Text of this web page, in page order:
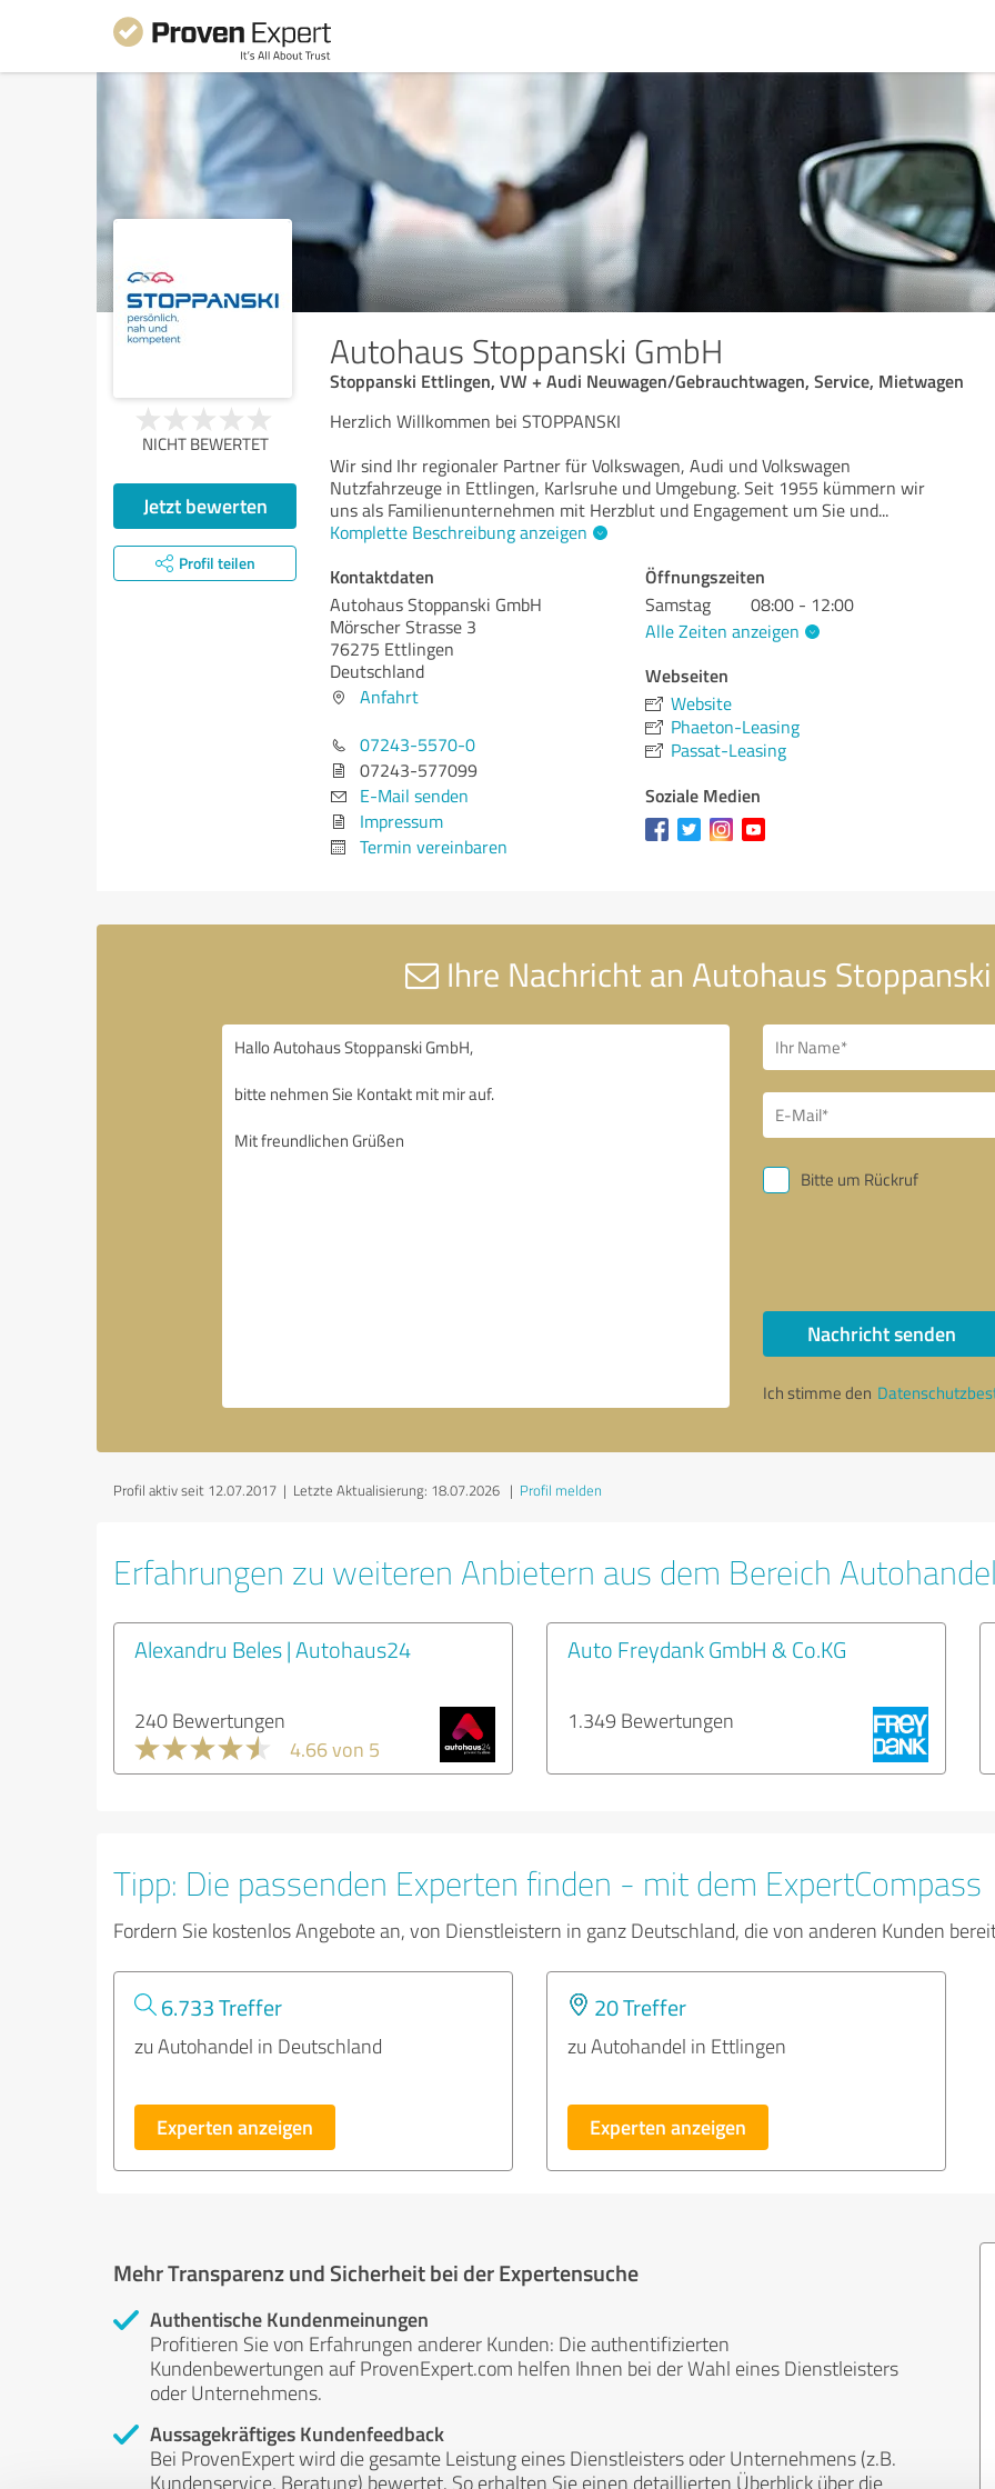
Autohaus Stoppanski GmbH
Stoppanski Ettlingen, VW + Audi Neuwagen/Gebrauchtwagen, Service, Mietwagen
NICHT BEWERTET
Jetzt bewerten
Profil teilen
Herzlich Willkommen bei STOPPANSKI
Wir sind Ihr regionaler Partner für Volkswagen, Audi und Volkswagen
Nutzfahrzeuge in Ettlingen, Karlsruhe und Umgebung. Seit 1955 kümmern wir
uns als Familienunternehmen mit Herzblut und Engagement um Sie und...
Komplette Beschreibung anzeigen
Kontaktdaten
Autohaus Stoppanski GmbH
Mörscher Strasse 3
76275 Ettlingen
Deutschland
Anfahrt
07243-5570-0
07243-577099
E-Mail senden
Impressum
Termin vereinbaren
Öffnungszeiten
Samstag
08:00 - 12:00
Alle Zeiten anzeigen
Webseiten
Website
Phaeton-Leasing
Passat-Leasing
Soziale Medien
Ihre Nachricht an Autohaus
Bitte um Rückruf
Nachricht senden
Ich stimme den
Profil aktiv seit 12.07.2017 | Letzte Aktualisierung: 18.07.2026 | Profil melden
Erfahrungen zu weiteren Anbietern aus dem Bereich Autohandel
Alexandru Beles | Autohaus24
240 Bewertungen
4.66 von 5
Auto Freydank GmbH & Co.KG
1.349 Bewertungen
Tipp: Die passenden Experten finden - mit dem ExpertCompass
Fordern Sie kostenlos Angebote an, von Dienstleistern in ganz Deutschland, die von anderen Kunden
6.733 Treffer
zu Autohandel in Deutschland
Experten anzeigen
20 Treffer
zu Autohandel in Ettlingen
Experten anzeigen
Mehr Transparenz und Sicherheit bei der Expertensuche
Authentische Kundenmeinungen
Profitieren Sie von Erfahrungen anderer Kunden: Die authentifizierten
Kundenbewertungen auf ProvenExpert.com helfen Ihnen bei der Wahl eines Dienstleisters
oder Unternehmens.
Aussagekräftiges Kundenfeedback
Bei ProvenExpert wird die gesamte Leistung eines Dienstleisters oder Unternehmens (z.B.
Kundenservice, Beratung) bewertet. So erhalten Sie einen detaillierten Überblick über die